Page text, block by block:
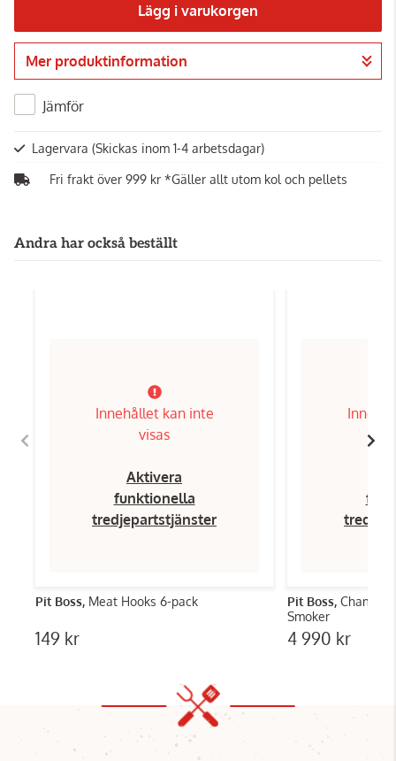
Lägg i varukorgen
Gå till kassan
Mer produktinformation
Jämför
Lagervara (Skickas inom 1-4 arbetsdagar)
Fri frakt över 999 kr *Gäller allt utom kol och pellets
Andra har också beställt
Innehållet kan inte
visas
Aktivera
funktionella
tredjepartstjänster
Pit Boss, Meat Hooks 6-pack
149 kr
Pit Boss,
Smoker
4 990 kr